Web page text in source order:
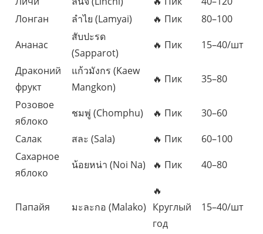
Лонган
ลำไย (Lamyai) 🔥 Пик
80–100
Ананас
สับปะรด
(Sapparot)
🔥 Пик
15–40/шт
Драконий
фрукт
แก้วมังกร (Kaew
Mangkon)
🔥 Пик
35–80
Розовое
яблоко
ชมพู่ (Chomphu) 🔥 Пик
30–60
Салак
สละ (Sala) 🔥 Пик
60–100
Сахарное
яблоко
น้อยหน่า (Noi Na) 🔥 Пик 40–80
Папайя มะละกอ (Malako)
🔥
Круглый
год
15–40/шт